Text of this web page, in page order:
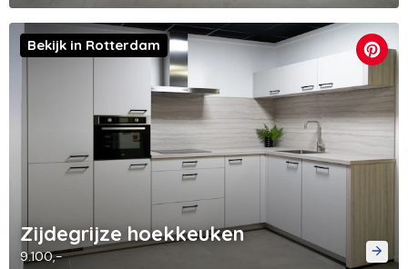
Zijdegrijze hoekkeuken
9.100,-
Bekijk in Rotterdam